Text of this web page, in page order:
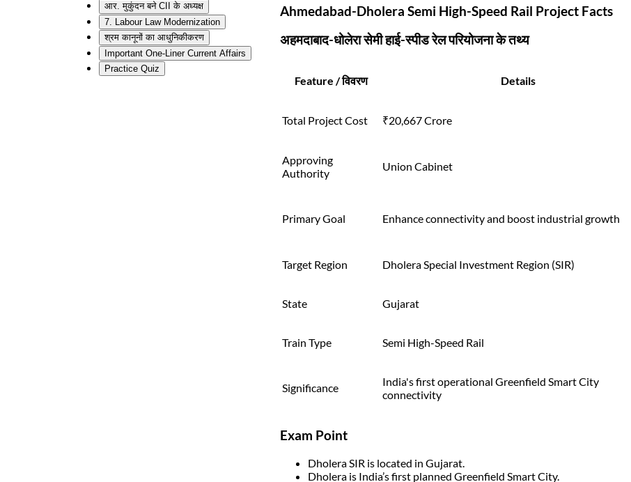
आर. मुकुंदन बने CII के अध्यक्ष
7. Labour Law Modernization
श्रम कानूनों का आधुनिकीकरण
Important One-Liner Current Affairs
Practice Quiz
Ahmedabad-Dholera Semi High-Speed Rail Project Facts
अहमदाबाद-धोलेरा सेमी हाई-स्पीड रेल परियोजना के तथ्य
Feature / विवरण Details
Total Project Cost ₹20,667 Crore
Approving
Authority
Union Cabinet
Primary Goal Enhance connectivity and boost industrial growth
Target Region Dholera Special Investment Region (SIR)
State Gujarat
Train Type Semi High-Speed Rail
Significance
India's first operational Greenfield Smart City
connectivity
Exam Point
Dholera SIR is located in Gujarat.
Dholera is India’s first planned Greenfield Smart City.